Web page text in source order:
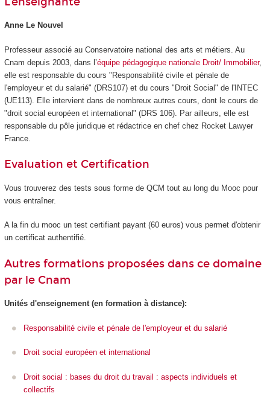
Anne Le Nouvel
Professeur associé au Conservatoire national des arts et métiers. Au
Cnam depuis 2003, dans l’équipe pédagogique nationale Droit/ Immobilier,
elle est responsable du cours "Responsabilité civile et pénale de
l'employeur et du salarié" (DRS107) et du cours "Droit Social" de l'INTEC
(UE113). Elle intervient dans de nombreux autres cours, dont le cours de
"droit social européen et international" (DRS 106). Par ailleurs, elle est
responsable du pôle juridique et rédactrice en chef chez Rocket Lawyer
France.
Evaluation et Certification
Vous trouverez des tests sous forme de QCM tout au long du Mooc pour
vous entraîner.
A la fin du mooc un test certifiant payant (60 euros) vous permet d'obtenir
un certificat authentifié.
Autres formations proposées dans ce domaine
par le Cnam
Unités d'enseignement(en formation à distance):
Responsabilité civile et pénale de l'employeur et du salarié
Droit social européen et international
Droit social : bases du droit du travail : aspects individuels et
collectifs